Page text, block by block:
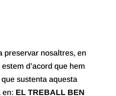
preservar nosaltres, en
estem d’acord que hem
sustenta aquesta
en: EL TREBALL BEN